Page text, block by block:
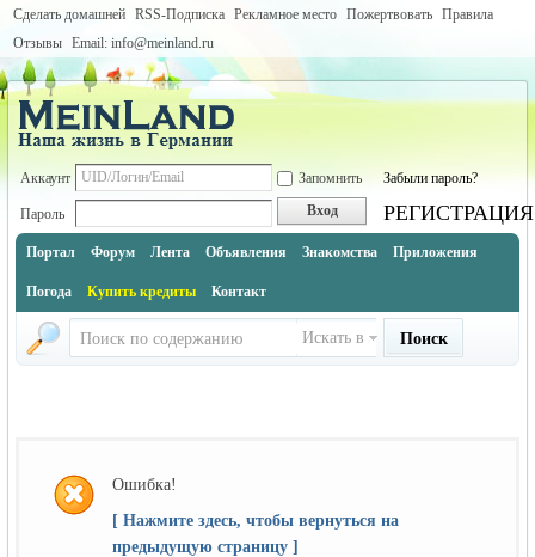
Сделать домашней RSS-Подписка Рекламное место Пожертвовать Правила
Отзывы Email: info@meinland.ru
Аккаунт Запомнить Забыли пароль?
Пароль Вход РЕГИСТРАЦИЯ
Портал Форум Лента Объявления Знакомства Приложения
Погода Купить кредиты Контакт
Искать в Поиск
Ошибка!
[ Нажмите здесь, чтобы вернуться на
предыдущую страницу ]